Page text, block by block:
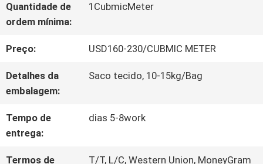
FÁBRICA
CONTROLE
DE
CONTACTE-
Quantidade de
ordem mínima:
1CubmicMeter
Preço: USD160-230/CUBMIC METER
Detalhes da
embalagem:
Saco tecido, 10-15kg/Bag
Tempo de
entrega:
dias 5-8work
Termos de
T/T, L/C, Western Union, MoneyGram